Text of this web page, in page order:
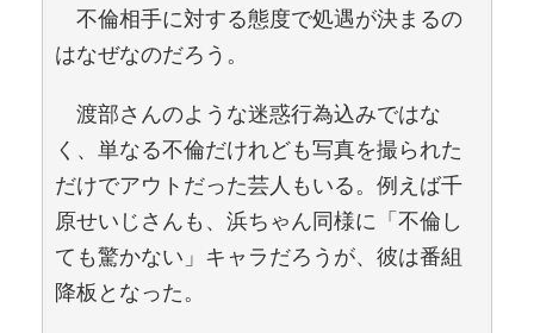
不倫相手に対する態度で処遇が決まるの
はなぜなのだろう。
渡部さんのような迷惑行為込みではな
く、単なる不倫だけれども写真を撮られた
だけでアウトだった芸人もいる。例えば千
原せいじさんも、浜ちゃん同様に「不倫し
ても驚かない」キャラだろうが、彼は番組
降板となった。